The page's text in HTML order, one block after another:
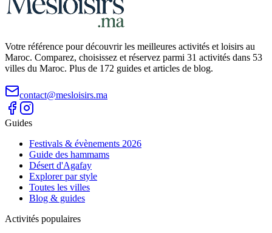
Votre référence pour découvrir les meilleures activités et loisirs au
Maroc. Comparez, choisissez et réservez parmi 31 activités dans 53
villes du Maroc. Plus de 172 guides et articles de blog.
contact@mesloisirs.ma
Guides
Festivals & évènements 2026
Guide des hammams
Désert d'Agafay
Explorer par style
Toutes les villes
Blog & guides
Activités populaires